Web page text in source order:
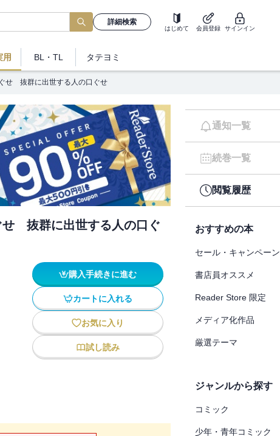
詳細検索
はじめて 会員登録 サインイン
用 BL・TL タテヨミ
せ 抜群に出世する人の口ぐせ
せ 抜群に出世する人の口ぐ
購入手続きに進む
カートに入れる
お気に入り
試し読み
通知一覧
続巻一覧
閲覧履歴
おすすめの本
セール・キャンペーン
書店員オススメ
Reader Store 限定
メディア化作品
厳選テーマ
ジャンルから探す
コミック
少年・青年コミック